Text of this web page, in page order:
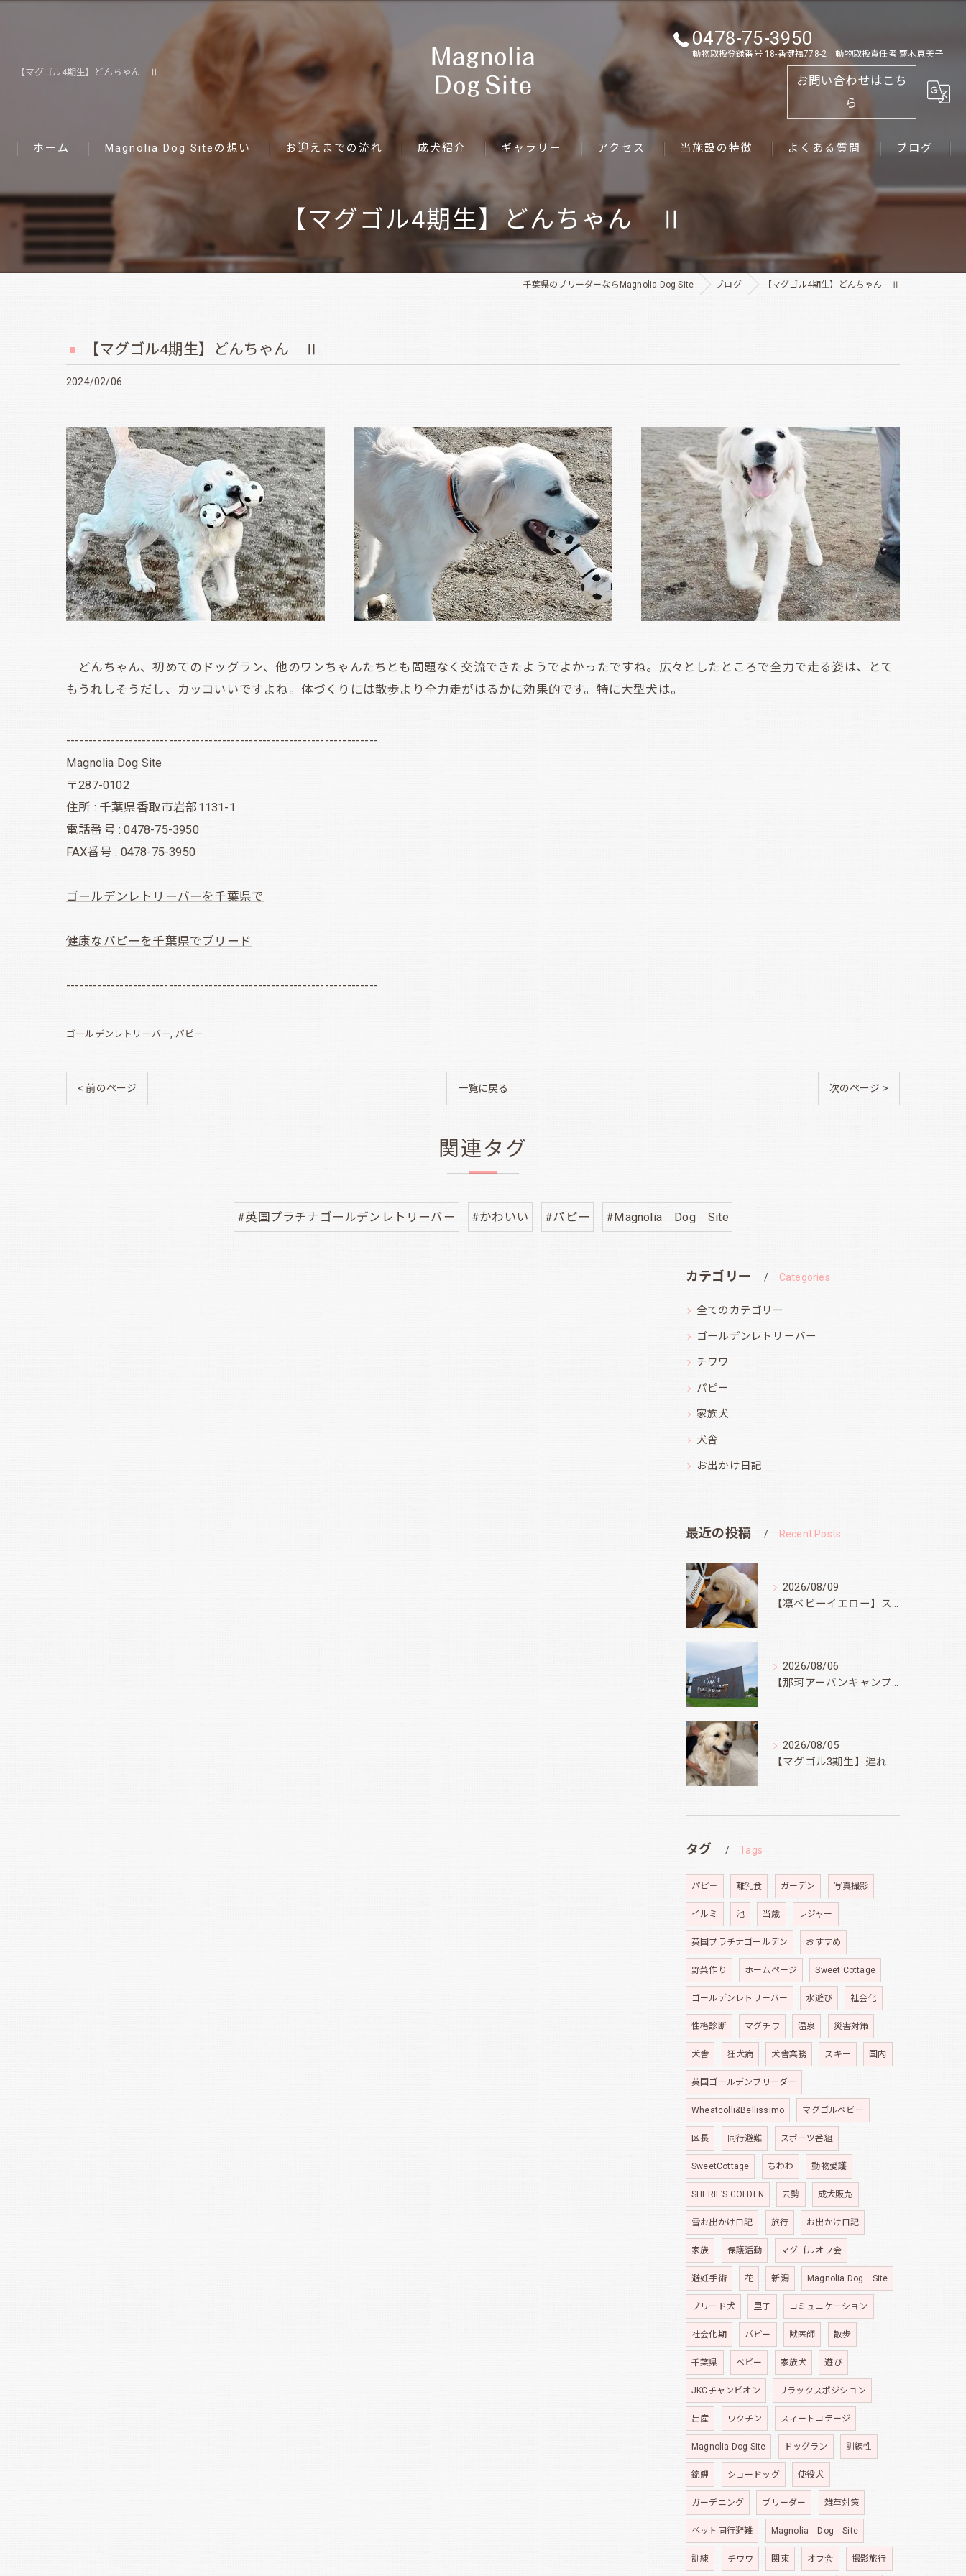
【マグゴル4期生】どんちゃん Ⅱ
0478-75-3950
動物取扱登録番号 18-香健福778-2 動物取扱責任者 齋木恵美子
お問い合わせはこち
ら
ホーム Magnolia Dog Siteの想い お迎えまでの流れ 成犬紹介 ギャラリー アクセス 当施設の特徴
犬舎
よくある質問 ブログ
【マグゴル4期生】どんちゃん Ⅱ
千葉県のブリーダーならMagnolia Dog Site ブログ 【マグゴル4期生】どんちゃん Ⅱ
【マグゴル4期生】どんちゃん Ⅱ
2024/02/06
どんちゃん、初めてのドッグラン、他のワンちゃんたちとも問題なく交流できたようでよかったですね。広々としたところで全力で走る姿は、とて
もうれしそうだし、カッコいいですよね。体づくりには散歩より全力走がはるかに効果的です。特に大型犬は。
----------------------------------------------------------------------
Magnolia Dog Site
〒287-0102
住所 : 千葉県香取市岩部1131-1
電話番号 : 0478-75-3950
FAX番号 : 0478-75-3950
ゴールデンレトリーバーを千葉県で
健康なパピーを千葉県でブリード
----------------------------------------------------------------------
ゴールデンレトリーバー パピー
< 前のページ 一覧に戻る 次のページ >
関連タグ
#英国プラチナゴールデンレトリーバー #かわいい #パピー #Magnolia Dog Site
カテゴリー Categories
全てのカテゴリー
ゴールデンレトリーバー
チワワ
パピー
家族犬
犬舎
お出かけ日記
最近の投稿 Recent Posts
2026/08/09
【凛ベビーイエロー】スィートコテージへ
2026/08/06
【那珂アーバンキャンプフィールド】
2026/08/05
【マグゴル3期生】遅ればせながら
タグ Tags
パピ－ 離乳食 ガーデン 写真撮影
イルミ 池 当歳 レジャー
英国プラチナゴールデン おすすめ
野菜作り ホームページ Sweet Cottage
ゴールデンレトリーバー 水遊び 社会化
性格診断 マグチワ 温泉 災害対策
犬舎 狂犬病 犬舎業務 スキー 国内
英国ゴールデンブリーダー
Wheatcolli&Bellissimo マグゴルベビー
区長 同行避難 スポーツ番組
SweetCottage ちわわ 動物愛護
SHERIE’S GOLDEN 去勢 成犬販売
雪お出かけ日記 旅行 お出かけ日記
家族 保護活動 マグゴルオフ会
避妊手術 花 新潟 Magnolia Dog Site
ブリード犬 里子 コミュニケーション
社会化期 パピー 獣医師 散歩
千葉県 ベビー 家族犬 遊び
JKCチャンピオン リラックスポジション
出産 ワクチン スィートコテージ
Magnolia Dog Site ドッグラン 訓練性
錦鯉 ショードッグ 使役犬
ガーデニング ブリーダー 雑草対策
ペット同行避難 Magnolia Dog Site
訓練 チワワ 関東 オフ会 撮影旅行